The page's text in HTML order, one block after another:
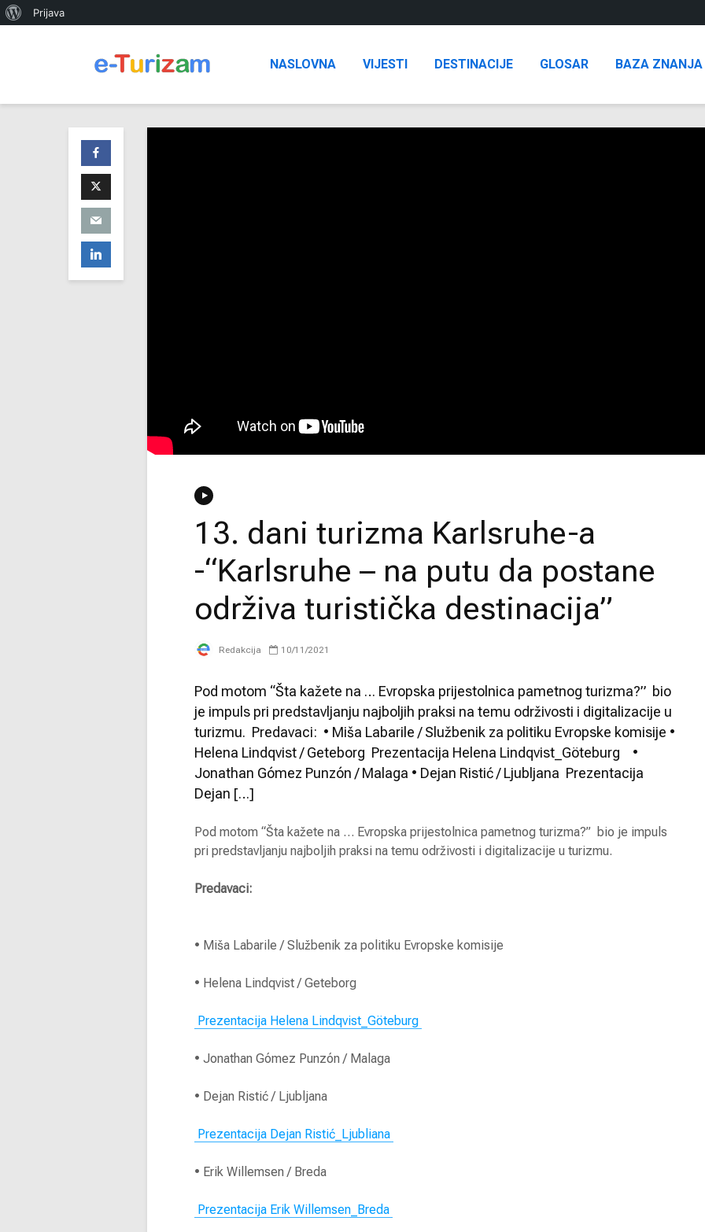
Prijava
NASLOVNA VIJESTI DESTINACIJE GLOSAR BAZA ZNANJA
13. dani turizma Karlsruhe-a
-“Karlsruhe – na putu da postane
održiva turistička destinacija”
Redakcija 10/11/2021
Pod motom “Šta kažete na … Evropska prijestolnica pametnog turizma?” bio
je impuls pri predstavljanju najboljih praksi na temu održivosti i digitalizacije u
turizmu. Predavaci: • Miša Labarile / Službenik za politiku Evropske komisije •
Helena Lindqvist / Geteborg Prezentacija Helena Lindqvist_Göteburg •
Jonathan Gómez Punzón / Malaga • Dejan Ristić / Ljubljana Prezentacija
Dejan […]
Pod motom “Šta kažete na … Evropska prijestolnica pametnog turizma?” bio je impuls
pri predstavljanju najboljih praksi na temu održivosti i digitalizacije u turizmu.
Predavaci:
• Miša Labarile / Službenik za politiku Evropske komisije
• Helena Lindqvist / Geteborg
Prezentacija Helena Lindqvist_Göteburg
• Jonathan Gómez Punzón / Malaga
• Dejan Ristić / Ljubljana
Prezentacija Dejan Ristić_Ljubliana
• Erik Willemsen / Breda
Prezentacija Erik Willemsen_Breda